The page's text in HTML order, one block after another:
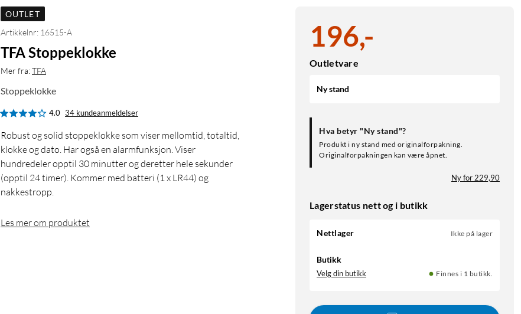
196,-
Outletvare
Ny stand
Hva betyr "Ny stand"?
Produkt i ny stand med originalforpakning.
Originalforpakningen kan være åpnet.
Ny for 229,90
Lagerstatus nett og i butikk
Nettlager Ikke på lager
Butikk
Velg din butikk Finnes i 1 butikk.
OUTLET
Artikkelnr: 16515-A
TFA Stoppeklokke
Mer fra:TFA
Stoppeklokke
4.0 34 kundeanmeldelser
Robust og solid stoppeklokke som viser mellomtid, totaltid,
klokke og dato. Har også en alarmfunksjon. Viser
hundredeler opptil 30 minutter og deretter hele sekunder
(opptil 24 timer). Kommer med batteri (1 x LR44) og
nakkestropp.
Les mer om produktet